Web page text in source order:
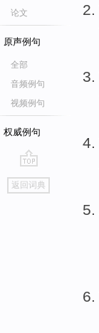
论文
原声例句
全部
音频例句
视频例句
权威例句
go
top
返回词典